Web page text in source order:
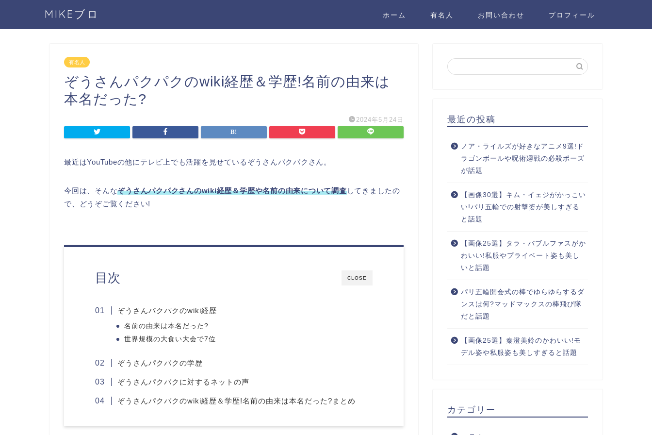
MIKEブロ ホーム 有名人 お問い合わせ プロフィール
有名人
ぞうさんパクパクのwiki経歴＆学歴!名前の由来は
本名だった?
2024年5月24日
最近はYouTubeの他にテレビ上でも活躍を見せているぞうさんパクパクさん。
今回は、そんなぞうさんパクパクさんのwiki経歴＆学歴や名前の由来について調査してきましたの
で、どうぞご覧ください!
CLOSE
目次
ぞうさんパクパクのwiki経歴
名前の由来は本名だった?
世界規模の大食い大会で7位
ぞうさんパクパクの学歴
ぞうさんパクパクに対するネットの声
ぞうさんパクパクのwiki経歴＆学歴!名前の由来は本名だった?まとめ
最近の投稿
ノア・ライルズが好きなアニメ9選!ド
ラゴンボールや呪術廻戦の必殺ポーズ
が話題
【画像30選】キム・イェジがかっこい
い!パリ五輪での射撃姿が美しすぎる
と話題
【画像25選】タラ・バブルファスがか
わいい!私服やプライベート姿も美し
いと話題
パリ五輪開会式の棒でゆらゆらするダ
ンスは何?マッドマックスの棒飛び隊
だと話題
【画像25選】秦澄美鈴のかわいい!モ
デル姿や私服姿も美しすぎると話題
カテゴリー